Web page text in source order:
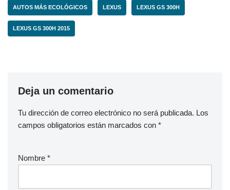
AUTOS MÁS ECOLÓGICOS LEXUS LEXUS GS 300H
LEXUS GS 300H 2015
Deja un comentario
Tu dirección de correo electrónico no será publicada. Los
campos obligatorios están marcados con *
Nombre *